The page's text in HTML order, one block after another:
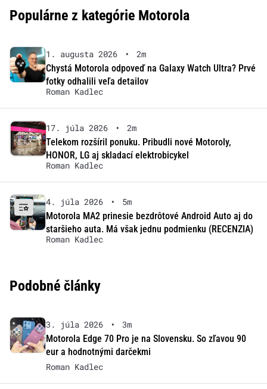
Populárne z kategórie Motorola
1. augusta 2026 •
2m
Chystá Motorola odpoveď na Galaxy Watch Ultra? Prvé
fotky odhalili veľa detailov
Roman Kadlec
17. júla 2026 •
2m
Telekom rozšíril ponuku. Pribudli nové Motoroly,
HONOR, LG aj skladací elektrobicykel
Roman Kadlec
4. júla 2026 •
5m
Motorola MA2 prinesie bezdrôtové Android Auto aj do
staršieho auta. Má však jednu podmienku (RECENZIA)
Roman Kadlec
Podobné články
3. júla 2026 •
3m
Motorola Edge 70 Pro je na Slovensku. So zľavou 90
eur a hodnotnými darčekmi
Roman Kadlec